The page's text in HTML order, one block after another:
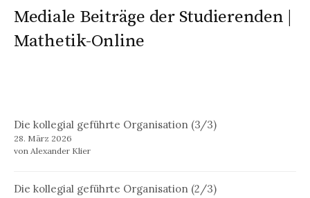
Mediale Beiträge der Studierenden |
Mathetik-Online
Die kollegial geführte Organisation (3/3)
28. März 2026
von Alexander Klier
Die kollegial geführte Organisation (2/3)